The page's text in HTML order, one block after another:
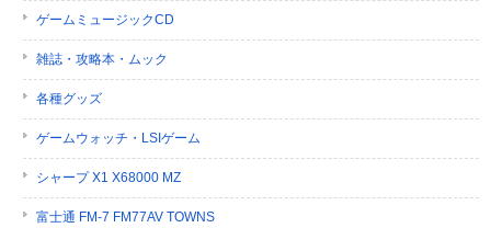
ゲームミュージックCD
雑誌・攻略本・ムック
各種グッズ
ゲームウォッチ・LSIゲーム
シャープ X1 X68000 MZ
富士通 FM-7 FM77AV TOWNS